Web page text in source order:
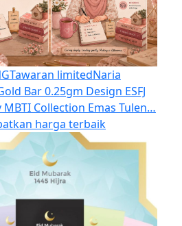
Tawaran limitedNaria
Bar 0.25gm Design ESFJ
Collection Emas Tulen…
harga terbaik